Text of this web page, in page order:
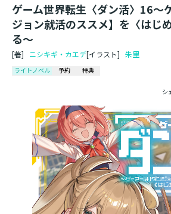
ゲーム世界転生〈ダン活〉16～
ジョン就活のススメ】を〈はじ
る～
[著] ニシキギ・カエデ[イラスト] 朱里
ライトノベル 予約 特典
シ